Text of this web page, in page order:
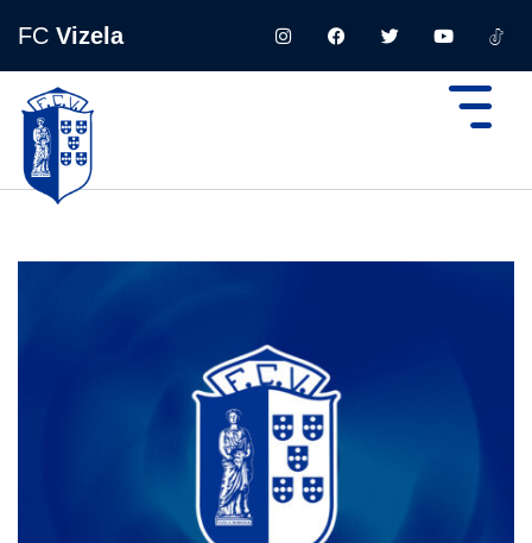
FC Vizela